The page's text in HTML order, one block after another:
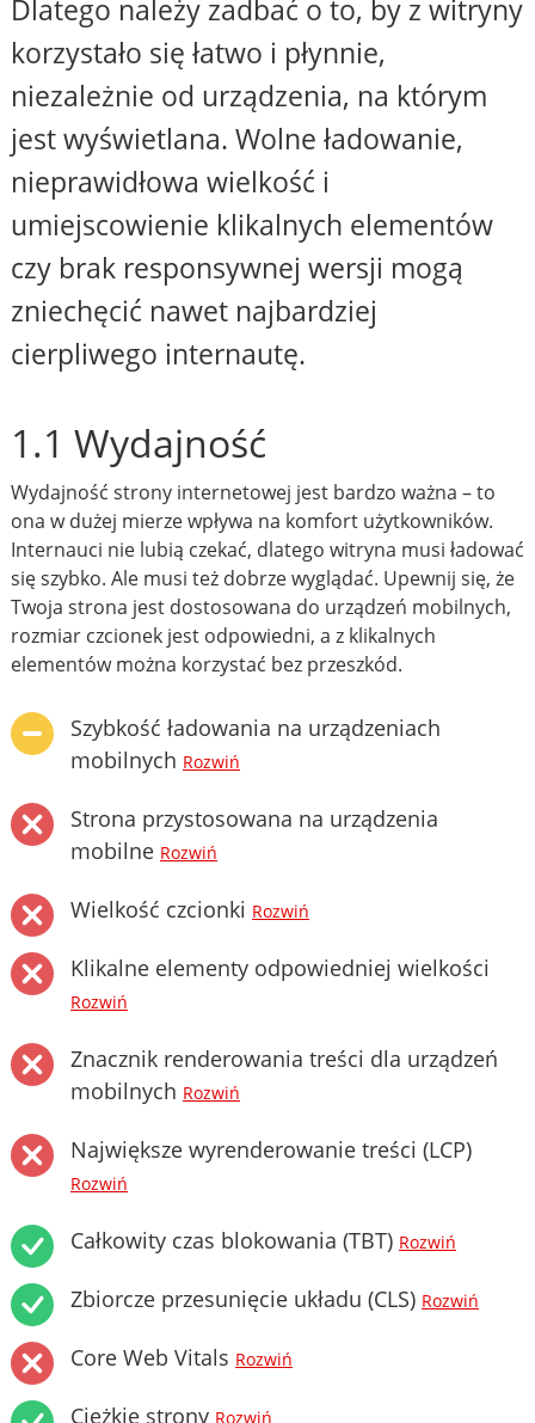
Dlatego należy zadbać o to, by z witryny
korzystało się łatwo i płynnie,
niezależnie od urządzenia, na którym
jest wyświetlana. Wolne ładowanie,
nieprawidłowa wielkość i
umiejscowienie klikalnych elementów
czy brak responsywnej wersji mogą
zniechęcić nawet najbardziej
cierpliwego internautę.
1.1 Wydajność
Wydajność strony internetowej jest bardzo ważna – to
ona w dużej mierze wpływa na komfort użytkowników.
Internauci nie lubią czekać, dlatego witryna musi ładować
się szybko. Ale musi też dobrze wyglądać. Upewnij się, że
Twoja strona jest dostosowana do urządzeń mobilnych,
rozmiar czcionek jest odpowiedni, a z klikalnych
elementów można korzystać bez przeszkód.
Szybkość ładowania na urządzeniach
mobilnych Rozwiń
Strona przystosowana na urządzenia
mobilne Rozwiń
Wielkość czcionki Rozwiń
Klikalne elementy odpowiedniej wielkości
Rozwiń
Znacznik renderowania treści dla urządzeń
mobilnych Rozwiń
Największe wyrenderowanie treści (LCP)
Rozwiń
Całkowity czas blokowania (TBT) Rozwiń
Zbiorcze przesunięcie układu (CLS) Rozwiń
Core Web Vitals Rozwiń
Ciężkie strony Rozwiń